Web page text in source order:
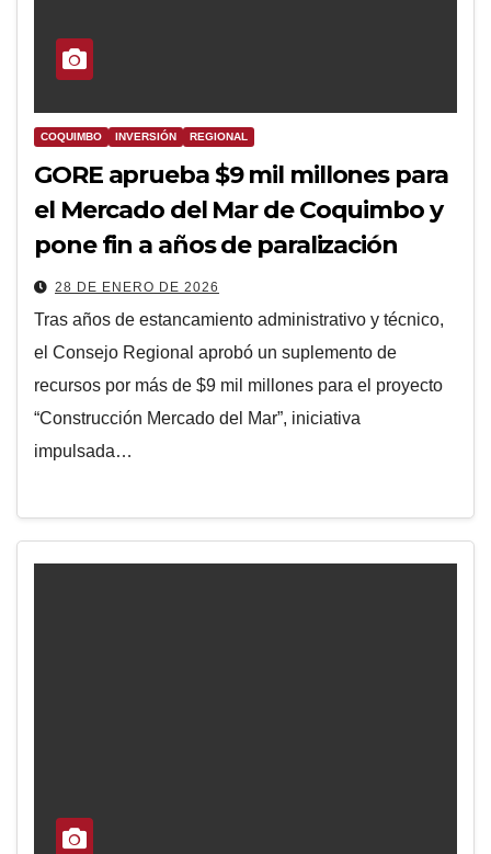
COQUIMBO INVERSIÓN REGIONAL
GORE aprueba $9 mil millones para
el Mercado del Mar de Coquimbo y
pone fin a años de paralización
28 DE ENERO DE 2026
Tras años de estancamiento administrativo y técnico,
el Consejo Regional aprobó un suplemento de
recursos por más de $9 mil millones para el proyecto
“Construcción Mercado del Mar”, iniciativa
impulsada…